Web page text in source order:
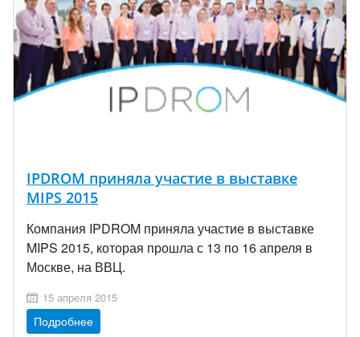
IPDROM приняла участие в выставке
MIPS 2015
Компания IPDROM приняла участие в выставке
MIPS 2015, которая прошла с 13 по 16 апреля в
Москве, на ВВЦ.
15 апреля 2015
Подробнее